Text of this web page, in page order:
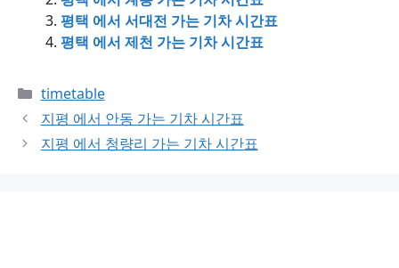
평택 에서 서대전 가는 기차 시간표
평택 에서 제천 가는 기차 시간표
Categories
timetable
지평 에서 안동 가는 기차 시간표
지평 에서 청량리 가는 기차 시간표